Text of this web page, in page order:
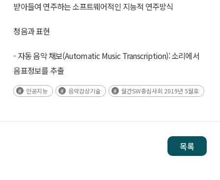
받아들여 연주하는 소프트웨어적인 지능적 연주방식
청음과 표현
- 자동 음악 채보(Automatic Music Transcription): 소리에서
음표정보를 추출
인공지능 음악감상기술 월간SW중심사회 2019년 5월호
목록